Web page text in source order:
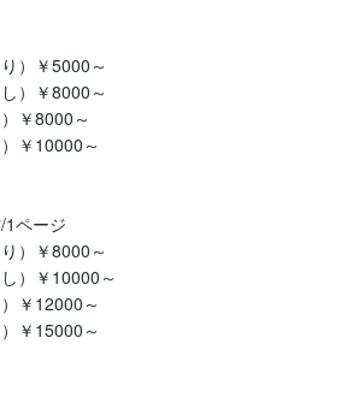
）￥5000～
）￥8000～
￥8000～
￥10000～
1ページ
）￥8000～
）￥10000～
￥12000～
￥15000～